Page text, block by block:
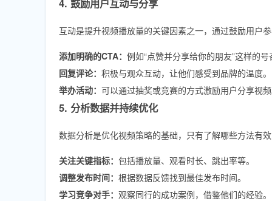
4. 鼓励用户互动与分享
互动是提升视频播放量的关键因素之一，通过鼓励用户
添加明确的CTA： 例如“点赞并分享给你的朋友”这样的
回复评论： 积极与观众互动，让他们感受到品牌的温度。
举办活动： 可以通过抽奖或竞赛的方式激励用户分享视
5. 分析数据并持续优化
数据分析是优化视频策略的基础，只有了解哪些方法有
关注关键指标： 包括播放量、观看时长、跳出率等。
调整发布时间： 根据数据反馈找到最佳发布时间。
学习竞争对手： 观察同行的成功案例，借鉴他们的经验。